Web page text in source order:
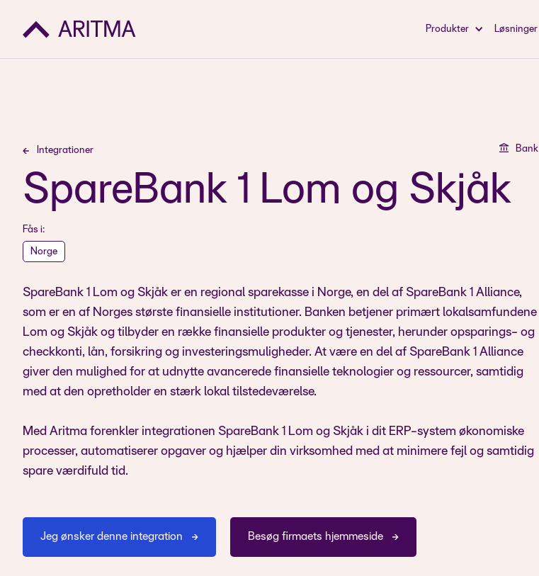
Produkter Løsninger
Integrationer Bank
SpareBank 1 Lom og Skjåk
Fås i:
Norge
SpareBank 1 Lom og Skjåk er en regional sparekasse i Norge, en del af SpareBank 1 Alliance,
som er en af Norges største finansielle institutioner. Banken betjener primært lokalsamfundene
Lom og Skjåk og tilbyder en række finansielle produkter og tjenester, herunder opsparings- og
checkkonti, lån, forsikring og investeringsmuligheder. At være en del af SpareBank 1 Alliance
giver den mulighed for at udnytte avancerede finansielle teknologier og ressourcer, samtidig
med at den opretholder en stærk lokal tilstedeværelse.
Med Aritma forenkler integrationen SpareBank 1 Lom og Skjåk i dit ERP-system økonomiske
processer, automatiserer opgaver og hjælper din virksomhed med at minimere fejl og samtidig
spare værdifuld tid.
Jeg ønsker denne integration Besøg firmaets hjemmeside